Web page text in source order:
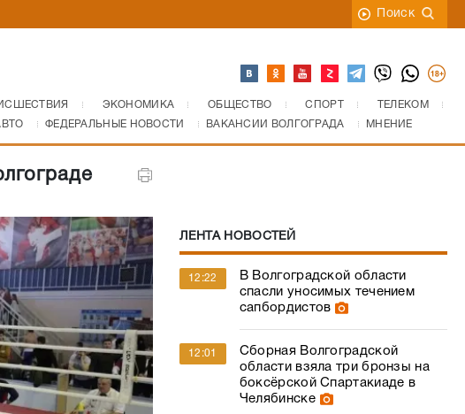
Поиск
ЭКОНОМИКА ОБЩЕСТВО СПОРТ
ТЕЛЕКОМ
ФЕДЕРАЛЬНЫЕ НОВОСТИ ВАКАНСИИ ВОЛГОГРАДА МНЕНИЕ
ЛЕНТА НОВОСТЕЙ
12:22
В Волгоградской области
спасли уносимых течением
сапбордистов
12:01
Сборная Волгоградской
области взяла три бронзы на
боксёрской Спартакиаде в
Челябинске